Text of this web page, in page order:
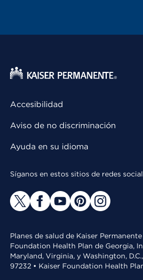
Accesibilidad
Aviso de no discriminación
Ayuda en su idioma
Síganos en estos sitios de redes
Planes de salud de Kaiser
Foundation Health Plan de Georgia,
Maryland, Virginia, y Washington,
97232 • Kaiser Foundation Health